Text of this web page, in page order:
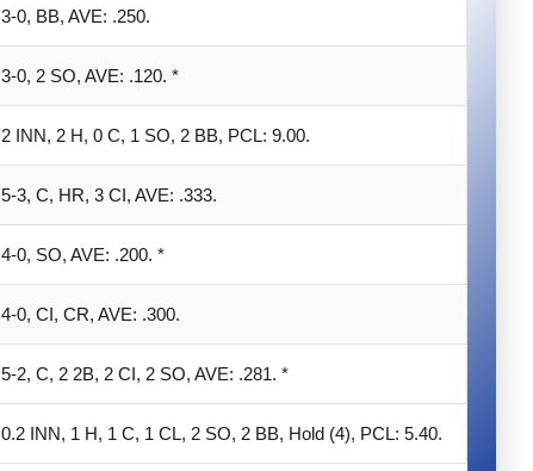
3-0, BB, AVE: .250.
3-0, 2 SO, AVE: .120. *
2 INN, 2 H, 0 C, 1 SO, 2 BB, PCL: 9.00.
5-3, C, HR, 3 CI, AVE: .333.
4-0, SO, AVE: .200. *
4-0, CI, CR, AVE: .300.
5-2, C, 2 2B, 2 CI, 2 SO, AVE: .281. *
0.2 INN, 1 H, 1 C, 1 CL, 2 SO, 2 BB, Hold (4), PCL: 5.40.